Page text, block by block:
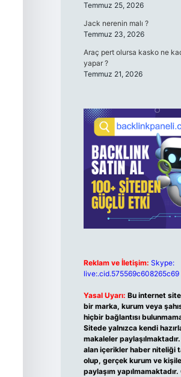
Temmuz 25, 2026
Jack nerenin malı ?
Temmuz 23, 2026
Araç pert olursa kasko ne
yapar ?
Temmuz 21, 2026
Reklam ve İletişim: Skype:
live:.cid.575569c608265c69
Yasal Uyarı: Bu internet
bir marka, kurum veya
hiçbir bağlantısı
Sitede yalnızca kendi
makaleler
alan içerikler haber niteliği
olup, gerçek kurum ve
paylaşım